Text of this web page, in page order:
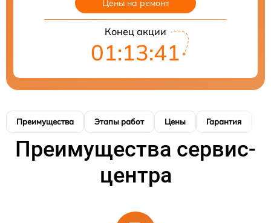
Цены на ремонт
Конец акции
01:13:39
Преимущества Этапы работ Цены Гарантия
Преимущества сервис-
центра